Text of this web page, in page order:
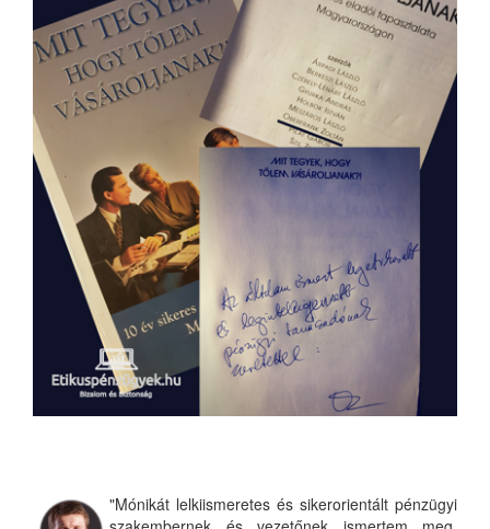
"Mónikát lelkiismeretes és sikerorientált pénzügyi